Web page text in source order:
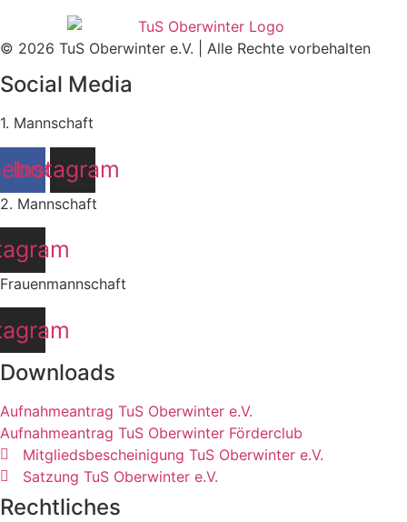
© 2026 TuS Oberwinter e.V. | Alle Rechte vorbehalten
Social Media
1. Mannschaft
Instagram
2. Mannschaft
Frauenmannschaft
Downloads
Aufnahmeantrag TuS Oberwinter e.V.
Aufnahmeantrag TuS Oberwinter Förderclub
Mitgliedsbescheinigung TuS Oberwinter e.V.
Satzung TuS Oberwinter e.V.
Rechtliches